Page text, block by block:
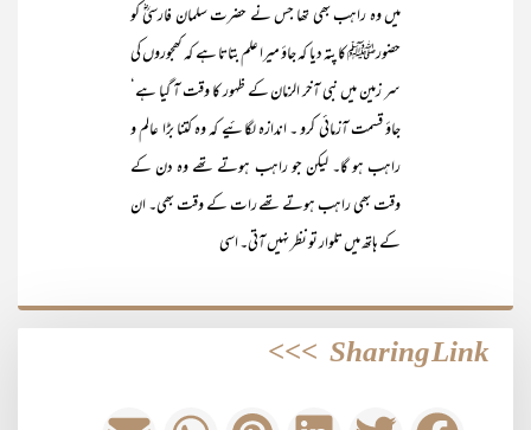
میں وہ راہب بھی تھا جس نے حضرت سلمان فارسیؓ کو
حضورﷺ کا پتہ دیا کہ جاؤ میرا علم بتاتا ہے کہ کھجوروں کی
سر زمین میں نبی آخر الزمان کے ظہور کا وقت آ گیا ہے‘
جاؤ قسمت آزمائی کرو ۔ اندازہ لگائیے کہ وہ کتنا بڑا عالم و
راہب ہو گا۔ لیکن جو راہب ہوتے تھے وہ دن کے
وقت بھی راہب ہوتے تھے رات کے وقت بھی۔ ان
کے ہاتھ میں تلوار تو نظر نہیں آتی۔ اسی
Sharing Link
>>>